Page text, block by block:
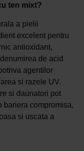
ten mixt?
a pielii
excelent pentru
antioxidant,
de acid
agentilor
si razele UV.
si daunatori pot
bariera compromisa,
si uscata a